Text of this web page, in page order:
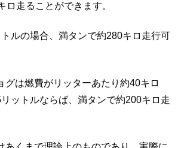
ロ走ることができます。
ルの場合、満タンで約280キロ走行可
グは燃費がリッターあたり約40キロ
ットルならば、満タンで約200キロ走